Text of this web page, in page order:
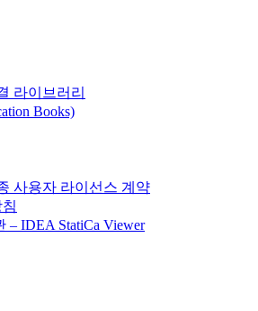
라이브러리
Books)
사용자 라이선스 계약
– IDEA StatiCa Viewer